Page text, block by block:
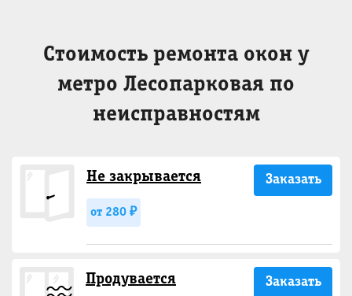
Стоимость ремонта окон у
метро Лесопарковая по
неисправностям
Не закрывается
от 280 ₽
Заказать
Продувается Заказать